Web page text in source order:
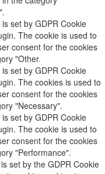
set by GDPR Cookie
The cookie is used to
consent for the cookies
"Other.
set by GDPR Cookie
The cookies is used to
consent for the cookies
"Necessary".
set by GDPR Cookie
The cookie is used to
consent for the cookies
"Performance".
set by the GDPR Cookie